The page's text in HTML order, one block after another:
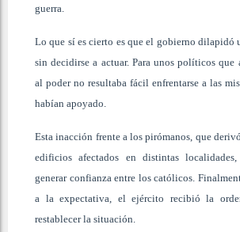
guerra.
Lo que sí es cierto es que el gobierno dilapidó
sin decidirse a actuar. Para unos políticos que
al poder no resultaba fácil enfrentarse a las
habían apoyado.
Esta inacción frente a los pirómanos, que
edificios afectados en distintas
generar confianza entre los católicos.
a la expectativa, el ejército recibió la
restablecer la situación.